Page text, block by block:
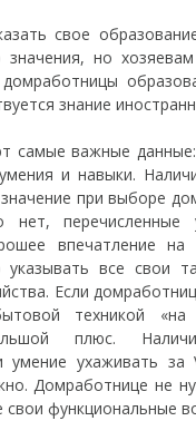
свое
значения, но
знание
самые важные
и навыки.
при выборе
нет, перечисленные
впечатление на
все свои
Если
техникой
плюс.
умение ухаживать за
Домработнице не
свои функциональные